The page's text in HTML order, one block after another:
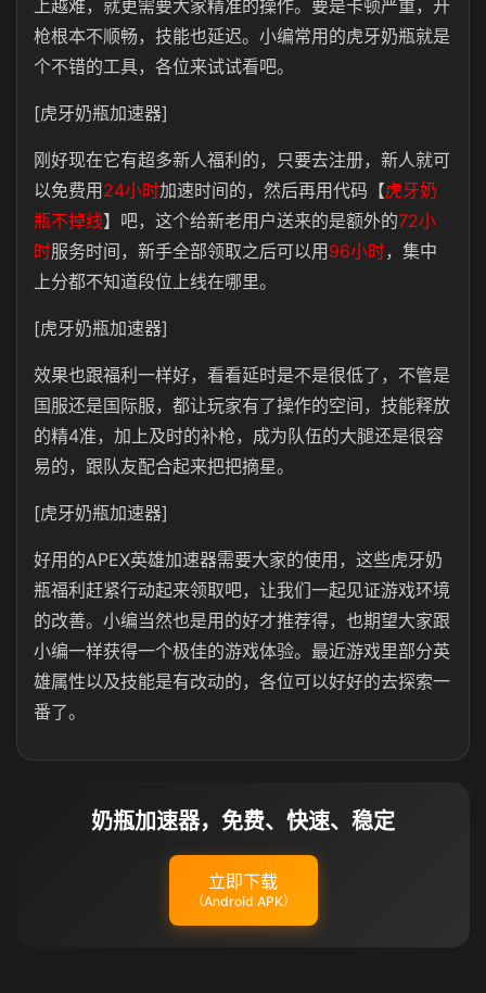
上越难，就更需要大家精准的操作。要是卡顿严重，开
枪根本不顺畅，技能也延迟。小编常用的虎牙奶瓶就是
个不错的工具，各位来试试看吧。
[虎牙奶瓶加速器]
刚好现在它有超多新人福利的，只要去注册，新人就可
以免费用 24小时加速时间的，然后再用代码【虎牙奶
瓶不掉线】吧，这个给新老用户送来的是额外的72小
时服务时间，新手全部领取之后可以用 96小时，集中
上分都不知道段位上线在哪里。
[虎牙奶瓶加速器]
效果也跟福利一样好，看看延时是不是很低了，不管是
国服还是国际服，都让玩家有了操作的空间，技能释放
的精4准，加上及时的补枪，成为队伍的大腿还是很容
易的，跟队友配合起来把把摘星。
[虎牙奶瓶加速器]
好用的APEX英雄加速器需要大家的使用，这些虎牙奶
瓶福利赶紧行动起来领取吧，让我们一起见证游戏环境
的改善。小编当然也是用的好才推荐得，也期望大家跟
小编一样获得一个极佳的游戏体验。最近游戏里部分英
雄属性以及技能是有改动的，各位可以好好的去探索一
番了。
奶瓶加速器，免费、快速、稳定
立即下载
（Android APK）